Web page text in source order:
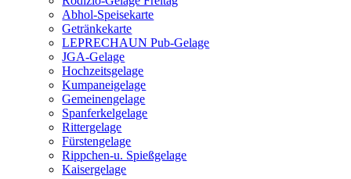
Abhol-Speisekarte
Getränkekarte
LEPRECHAUN Pub-Gelage
JGA-Gelage
Hochzeitsgelage
Kumpaneigelage
Gemeinengelage
Spanferkelgelage
Rittergelage
Fürstengelage
Rippchen-u. Spießgelage
Kaisergelage